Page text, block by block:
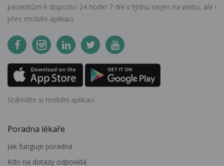
pacientům k dispozici 24 hodin 7 dní v týdnu nejen na webu, ale i
přes mobilní aplikaci.
Stáhněte si mobilní aplikaci
Poradna lékaře
Jak funguje poradna
Kdo na dotazy odpovídá